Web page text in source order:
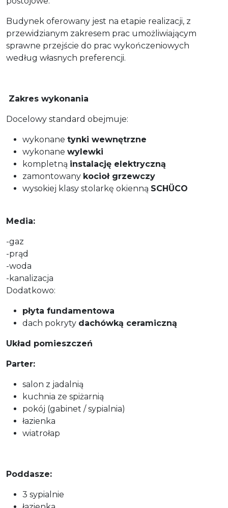
Budynek oferowany jest na etapie realizacji, z
przewidzianym zakresem prac umożliwiającym
sprawne przejście do prac wykończeniowych
według własnych preferencji.
Zakres wykonania
Docelowy standard obejmuje:
wykonane tynki wewnętrzne
wykonane wylewki
kompletną instalację elektryczną
zamontowany kocioł grzewczy
wysokiej klasy stolarkę okienną SCHÜCO
Media:
-gaz
-prąd
-woda
-kanalizacja
Dodatkowo:
płyta fundamentowa
dach pokryty dachówką ceramiczną
Układ pomieszczeń
Parter:
salon z jadalnią
kuchnia ze spiżarnią
pokój (gabinet / sypialnia)
łazienka
wiatrołap
Poddasze:
3 sypialnie